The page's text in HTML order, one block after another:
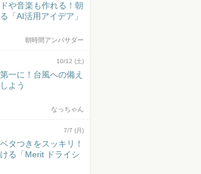
や音楽も作れる！朝
「AI活用アイデア」
朝時間アンバサダー
10/12 (土)
一に！台風への備え
よう
なっちゃん
7/7 (月)
タつきをスッキリ！
る「Merit ドライシ